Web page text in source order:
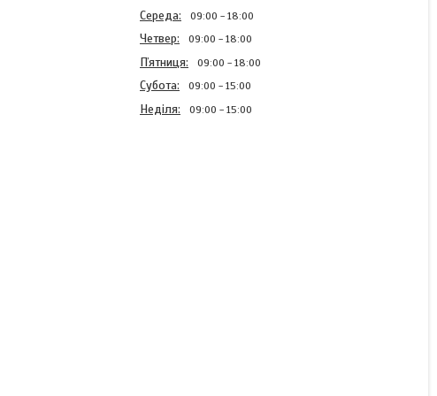
Середа 09:00 18:00
Четвер 09:00 18:00
Пʼятниця 09:00 18:00
Субота 09:00 15:00
Неділя 09:00 15:00